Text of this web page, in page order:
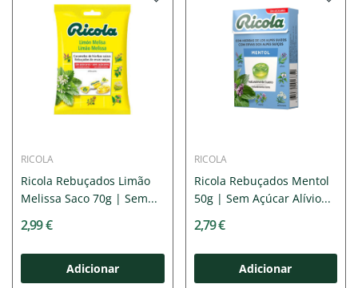
RICOLA
Ricola Rebuçados Limão
Melissa Saco 70g | Sem...
2,99 €
Adicionar
RICOLA
Ricola Rebuçados Mentol
50g | Sem Açúcar Alívio...
2,79 €
Adicionar